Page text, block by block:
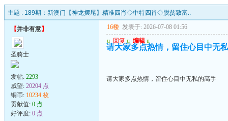
主题 : 189期：新澳门【神龙摆尾】精准四肖◇中特四肖◇脱贫致富..
【并非有意】
圣骑士
发帖: 2293
威望: 20204 点
铜币: 10234 枚
贡献值: 0 点
好评度: 0 点
16楼 发表于: 2026-07-08 01:56
u 回复 u 编辑 u
请大家多点热情，留住心目中无
请大家多点热情，留住心目中无私的高手